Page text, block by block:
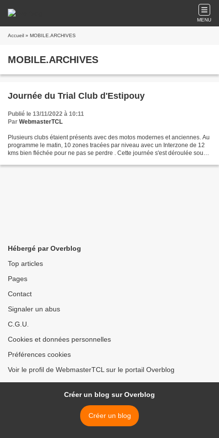
MENU
Accueil » MOBILE.ARCHIVES
MOBILE.ARCHIVES
Journée du Trial Club d'Estipouy
Publié le 13/11/2022 à 10:11
Par WebmasterTCL
Plusieurs clubs étaient présents avec des motos modernes et anciennes. Au
programme le matin, 10 zones tracées par niveau avec un Interzone de 12
kms bien fléchée pour ne pas se perdre . Cette journée s'est déroulée sous
Hébergé par Overblog
Top articles
Pages
Contact
Signaler un abus
C.G.U.
Cookies et données personnelles
Préférences cookies
Voir le profil de WebmasterTCL sur le portail Overblog
Créer un blog sur Overblog
Créer un blog